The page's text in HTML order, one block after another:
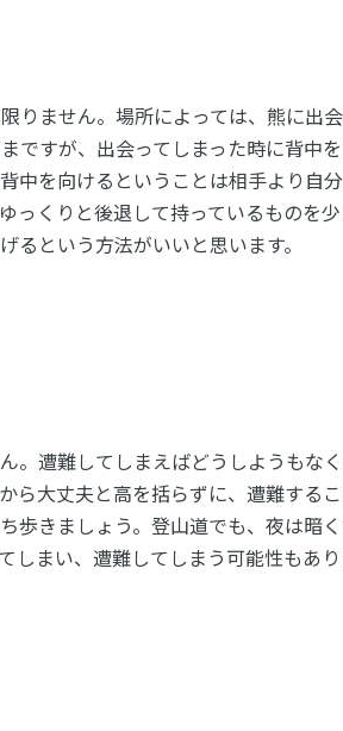
りません。場所によっては、熊に出
ですが、出会ってしまった時に背中
中を向けるということは相手より自
っくりと後退して持っているものを
るという方法がいいと思います。
。遭難してしまえばどうしようもな
ら大丈夫と高を括らずに、遭難する
歩きましょう。登山道でも、夜は暗
しまい、遭難してしまう可能性もあり